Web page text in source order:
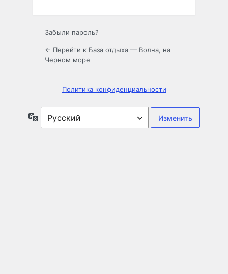
Забыли пароль?
← Перейти к База отдыха — Волна, на
Черном море
Политика конфиденциальности
Язык